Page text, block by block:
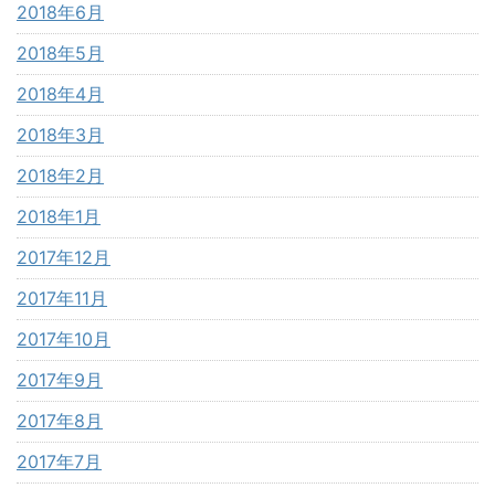
2018年6月
2018年5月
2018年4月
2018年3月
2018年2月
2018年1月
2017年12月
2017年11月
2017年10月
2017年9月
2017年8月
2017年7月